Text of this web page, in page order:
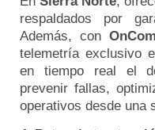
respaldados por
Además, con
telemetría exclusivo
en tiempo real el
prevenir fallas,
operativos desde una